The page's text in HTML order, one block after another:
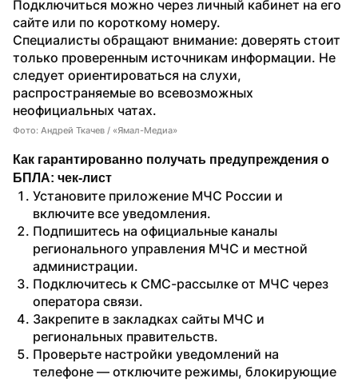
Подключиться можно через личный кабинет на его
сайте или по короткому номеру.
Специалисты обращают внимание: доверять стоит
только проверенным источникам информации. Не
следует ориентироваться на слухи,
распространяемые во всевозможных
неофициальных чатах.
Фото: Андрей Ткачев / «Ямал-Медиа»
Как гарантированно получать предупреждения о
БПЛА: чек-лист
Установите приложение МЧС России и
включите все уведомления.
Подпишитесь на официальные каналы
регионального управления МЧС и местной
администрации.
Подключитесь к СМС-рассылке от МЧС через
оператора связи.
Закрепите в закладках сайты МЧС и
региональных правительств.
Проверьте настройки уведомлений на
телефоне — отключите режимы, блокирующие